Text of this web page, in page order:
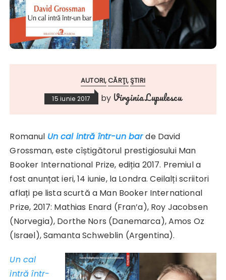
AUTORI CĂRŢI ŞTIRI
15 iunie 2017 by Virginia Lupulescu
Romanul Un cal intră într-un barde David
Grossman, este cîștigătorul prestigiosului Man
Booker International Prize, ediția 2017. Premiul a
fost anunțat ieri, 14 iunie, la Londra. Ceilalți scriitori
aflați pe lista scurtă a Man Booker International
Prize, 2017: Mathias Enard (Fran’a), Roy Jacobsen
(Norvegia), Dorthe Nors (Danemarca), Amos Oz
(Israel), Samanta Schweblin (Argentina).
Un cal
intră într-